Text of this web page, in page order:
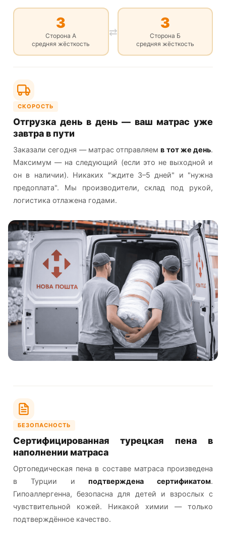
3
Сторона А
средняя жёсткость
⇄
3
Сторона Б
средняя жёсткость
СКОРОСТЬ
Отгрузка день в день — ваш матрас уже
завтра в пути
Заказали сегодня — матрас отправляемв тот же день.
Максимум — на следующий (если это не выходной и
он в наличии). Никаких "ждите 3–5 дней" и "нужна
предоплата". Мы производители, склад под рукой,
логистика отлажена годами.
БЕЗОПАСНОСТЬ
Сертифицированная турецкая пена в
наполнении матраса
Ортопедическая пена в составе матраса произведена
в Турции иподтверждена сертификатом.
Гипоаллергенна, безопасна для детей и взрослых с
чувствительной кожей. Никакой химии — только
подтверждённое качество.